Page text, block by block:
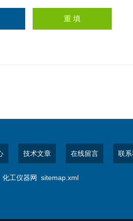
技术文章 在线留言 联
化工仪器网 sitemap.xml